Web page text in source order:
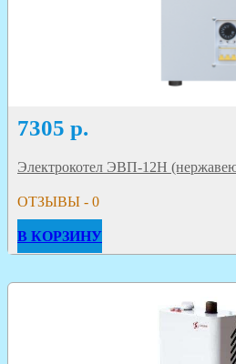
7305 р.
Электрокотел ЭВП-12Н
ОТЗЫВЫ - 0
В КОРЗИНУ